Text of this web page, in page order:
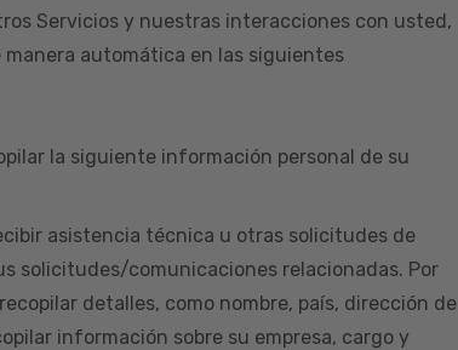
Servicios y nuestras interacciones con usted,
automática en las siguientes
la siguiente información personal de su
asistencia técnica u otras solicitudes de
solicitudes/comunicaciones relacionadas. Por
detalles, como nombre, país, dirección de
información sobre su empresa, cargo y